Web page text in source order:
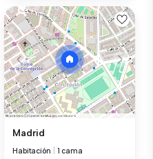
Madrid
Habitación 1 cama